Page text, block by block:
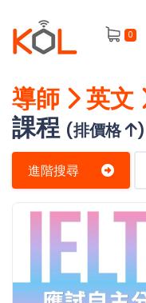
0
進
階
尋
會
員
我
程
導師 英文
課程 (排價格 )
進階搜尋